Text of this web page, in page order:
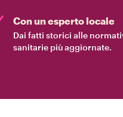
Con un esperto locale
Dai fatti storici alle
sanitarie più aggiornate.